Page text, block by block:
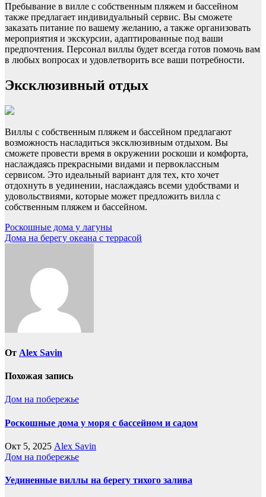
Пребывание в вилле с собственным пляжем и бассейном
также предлагает индивидуальный сервис. Вы сможете
заказать питание по вашему желанию, а также организовать
мероприятия и экскурсии, адаптированные под ваши
предпочтения. Персонал виллы будет всегда готов помочь вам
в любых вопросах и удовлетворить все ваши потребности.
Эксклюзивный отдых
Виллы с собственным пляжем и бассейном предлагают
возможность насладиться эксклюзивным отдыхом. Вы
сможете провести время в окружении роскоши и комфорта,
наслаждаясь прекрасными видами и первоклассным
сервисом. Это идеальный вариант для тех, кто хочет
отдохнуть в уединении, наслаждаясь всеми удобствами и
удовольствиями, которые может предложить вилла с
собственным пляжем и бассейном.
Навигация
по
Роскошные дома у лагуны
Дома на берегу океана с террасой
От Alex Savin
Похожая запись
Дом на побережье
Роскошные дома у моря с бассейном и садом
Окт 5, 2025 Alex Savin
Дом на побережье
Уединенные виллы на берегу тихого залива